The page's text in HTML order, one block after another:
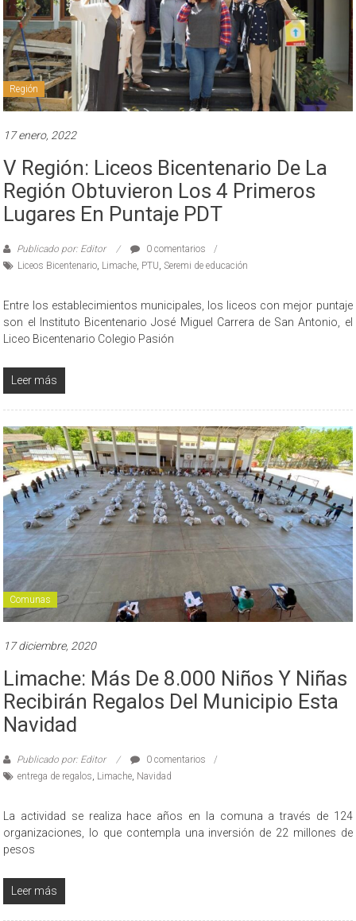
Región
17 enero, 2022
V Región: Liceos Bicentenario De La
Región Obtuvieron Los 4 Primeros
Lugares En Puntaje PDT
Publicado por: Editor
0 comentarios
Liceos Bicentenario, Limache, PTU,Seremi de educación
Entre los establecimientos municipales, los liceos con mejor puntaje
son el Instituto Bicentenario José Miguel Carrera de San Antonio, el
Liceo Bicentenario Colegio Pasión
Leer más
Comunas
17 diciembre, 2020
Limache: Más De 8.000 Niños Y Niñas
Recibirán Regalos Del Municipio Esta
Navidad
Publicado por: Editor
0 comentarios
entrega de regalos, Limache, Navidad
La actividad se realiza hace años en la comuna a través de 124
organizaciones, lo que contempla una inversión de 22 millones de
pesos
Leer más